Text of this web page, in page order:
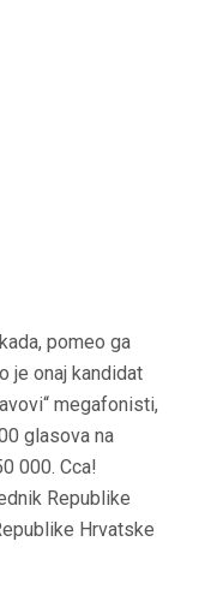
pomeo ga
je onaj kandidat
megafonisti,
glasova na
000. Cca!
Republike
Hrvatske